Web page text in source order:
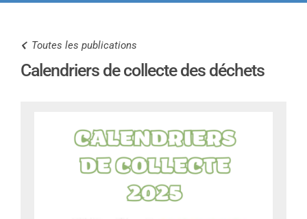
Toutes les publications
Calendriers de collecte des déchets